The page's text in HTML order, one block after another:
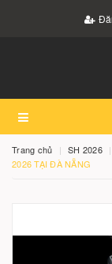
Trang chủ SH 2026
2026 TẠI ĐÀ NẴNG